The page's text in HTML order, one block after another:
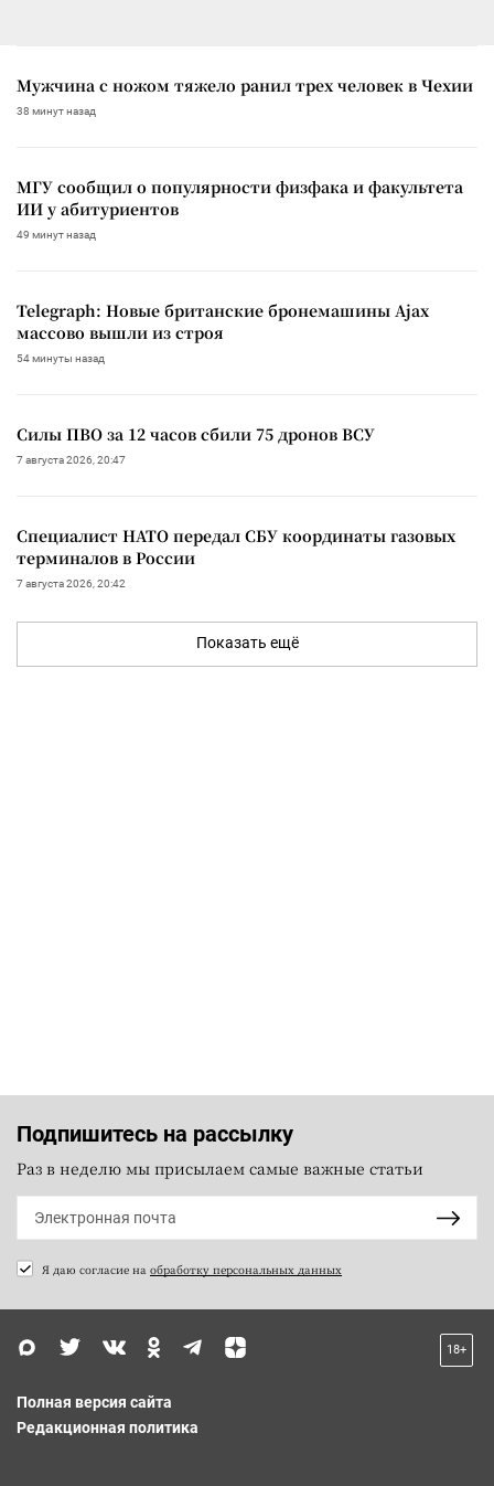
Мужчина с ножом тяжело ранил трех человек в Чехии
38 минут назад
МГУ сообщил о популярности физфака и факультета
ИИ у абитуриентов
49 минут назад
Telegraph: Новые британские бронемашины Ajax
массово вышли из строя
54 минуты назад
Силы ПВО за 12 часов сбили 75 дронов ВСУ
7 августа 2026, 20:47
Специалист НАТО передал СБУ координаты газовых
терминалов в России
7 августа 2026, 20:42
Показать ещё
Подпишитесь на рассылку
Раз в неделю мы присылаем самые важные статьи
Я даю согласие на обработку персональных данных
18+
Полная версия сайта
Редакционная политика